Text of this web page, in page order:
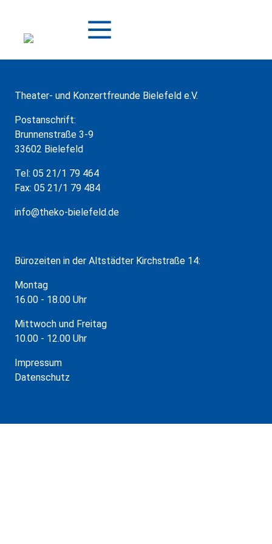
springen
Theater- und Konzertfreunde Bielefeld e.V.
Postanschrift:
Brunnenstraße 3-9
33602 Bielefeld
Tel: 05 21/1 79 464
Fax: 05 21/1 79 484
info@theko-bielefeld.de
Bürozeiten in der Altstädter Kirchstraße 14:
Montag
16.00 - 18.00 Uhr
Mittwoch und Freitag
10.00 - 12.00 Uhr
Impressum
Datenschutz